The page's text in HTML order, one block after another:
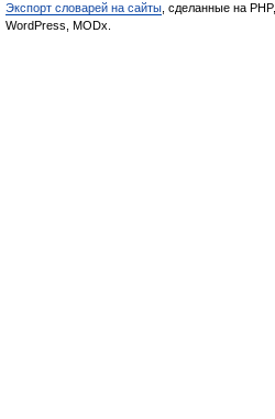
Экспорт словарей на сайты , сделанные на PHP,
WordPress, MODx.